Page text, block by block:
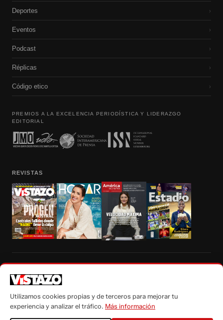
Deportes ›
Eventos ›
Podcast ›
Réplicas ›
Código etico ›
PREMIOS A LA EXCELENCIA PERIODÍSTICA Y LIDERAZGO
EDITORIAL
REVISTAS
autorización escrita de su titular, de todos los contenidos de Vistazo.com.
Utilizamos cookies propias y de terceros para mejorar tu
experiencia y analizar el tráfico. Más información